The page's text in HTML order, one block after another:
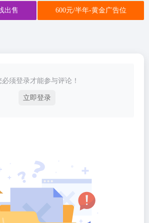
出售 600元/半年-黄金广告位
必须登录才能参与评论！
立即登录